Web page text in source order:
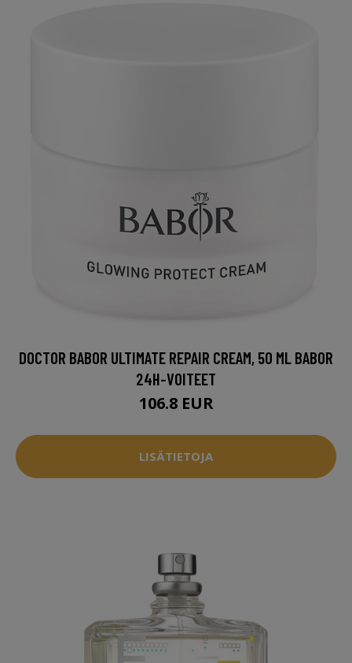
DOCTOR BABOR ULTIMATE REPAIR CREAM, 50 ML BABOR
24H-VOITEET
106.8 EUR
LISÄTIETOJA